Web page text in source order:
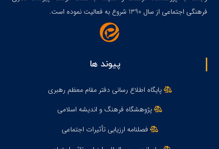
فرهنگی اجتماعی از سال 1390 شروع به فعالیت نموده است.
پیوند ها
پایگاه اطلاع رسانی دفتر مقام معظم رهبری
پژوهشگاه فرهنگ و اندیشه اسلامی
فصلنامه ارزیابی تأثیرات اجتماعی